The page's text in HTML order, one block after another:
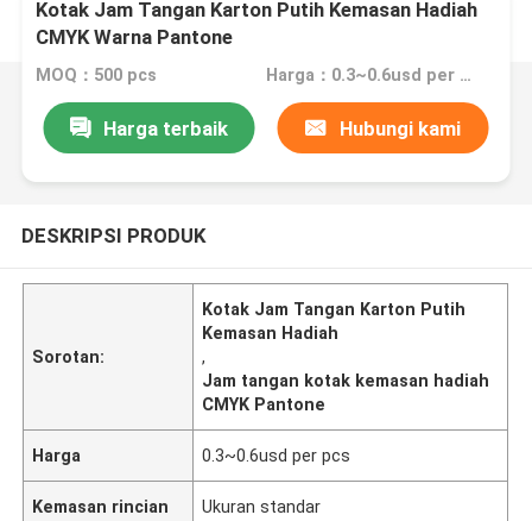
Kotak Jam Tangan Karton Putih Kemasan Hadiah
CMYK Warna Pantone
MOQ：500 pcs Harga：0.3~0.6usd per pcs
Harga terbaik Hubungi kami
DESKRIPSI PRODUK
Sorotan:
Kotak Jam Tangan Karton Putih
Kemasan Hadiah
,
Jam tangan kotak kemasan hadiah
CMYK Pantone
Harga 0.3~0.6usd per pcs
Kemasan rincian Ukuran standar